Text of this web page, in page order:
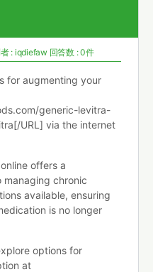
:iqdiefaw 回答数 : 0件
for augmenting your
generic-levitra-
URL] via the internet
online offers a
chronic
available, ensuring
is no longer
options for
at